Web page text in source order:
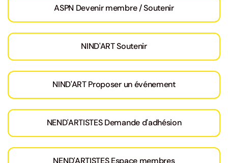
ASPN Devenir membre / Soutenir
NIND'ART Soutenir
NIND'ART Proposer un événement
NEND'ARTISTES Demande d'adhésion
NEND'ARTISTES Espace membres